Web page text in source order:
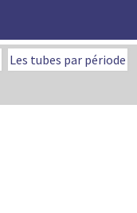
Les tubes par période